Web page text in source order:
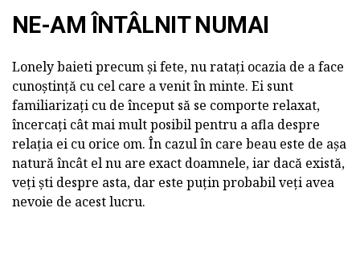
NE-AM ÎNTÂLNIT NUMAI
Lonely baieti precum și fete, nu ratați ocazia de a face
cunoștință cu cel care a venit în minte. Ei sunt
familiarizați cu de început să se comporte relaxat,
încercați cât mai mult posibil pentru a afla despre
relația ei cu orice om. În cazul în care beau este de așa
natură încât el nu are exact doamnele, iar dacă există,
veți ști despre asta, dar este puțin probabil veți avea
nevoie de acest lucru.